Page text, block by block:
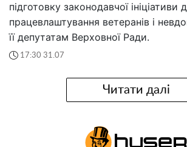
підготовку законодавчої ініціативи
працевлаштування ветеранів і
її депутатам Верховної Ради.
17:30 31.07
Читати далі